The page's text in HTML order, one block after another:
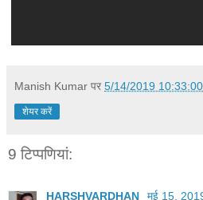
Manish Kumar पर 5/14/2019
शेयर करें
9 टिप्‍पणियां:
HARSHVARDHAN
मई 15,